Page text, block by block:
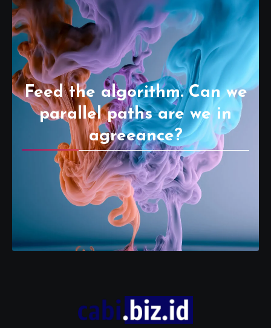
Feed the algorithm. Can we
parallel paths are we in
agreeance?